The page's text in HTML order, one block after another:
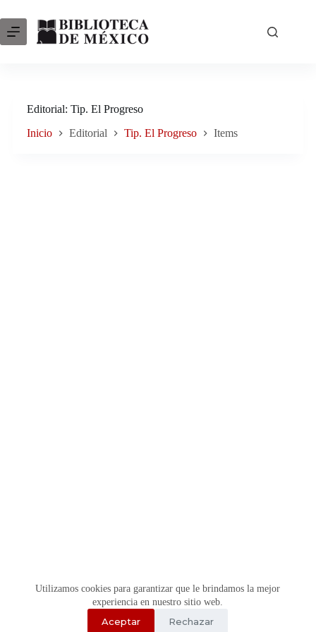
al
contenido
Utilizamos cookies para garantizar que le brindamos la mejor
experiencia en nuestro sitio web.
Aceptar Rechazar
Editorial Tip. El Progreso
Inicio Editorial Tip. El Progreso Items